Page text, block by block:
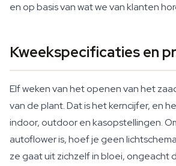
en op basis van wat we van klanten
Kweekspecificaties en
Elf weken van het openen van het
van de plant. Dat is het kerncijfer, en
indoor, outdoor en kasopstellingen.
autoflower is, hoef je geen
ze gaat uit zichzelf in bloei, ongeacht